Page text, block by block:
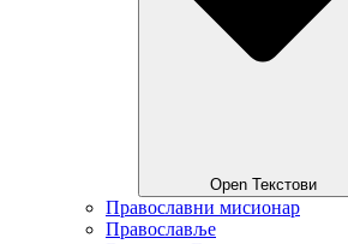
Open Текстови
Православни мисионар
Православље